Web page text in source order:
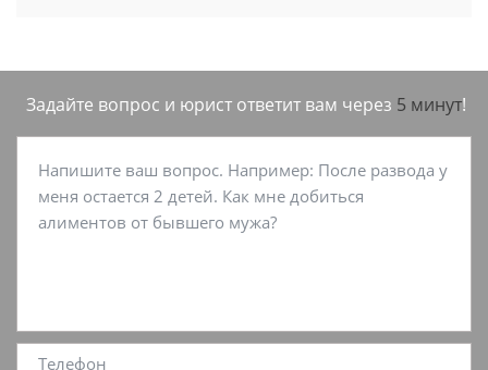
Задайте вопрос и юрист ответит вам через 5 минут!